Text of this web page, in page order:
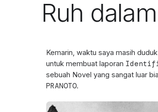
Ruh
Kemarin, waktu saya masih
untuk membuat laporan
sebuah Novel yang sangat luar
PRANOTO.